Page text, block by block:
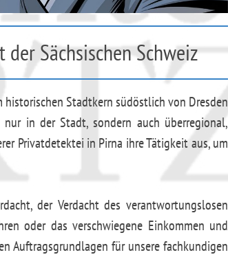
Sächsischen Schweiz
Stadtkern südöstlich von Dresden
in der Stadt, sondern auch überregional,
Privatdetektei in Pirna ihre Tätigkeit aus, um
der Verdacht des verantwortungslosen
oder das verschwiegene Einkommen und
Auftragsgrundlagen für unsere fachkundigen